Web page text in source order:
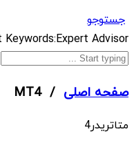
جستوجو
What
are
looking
Keywords:Expert Advisor
صفحه اصلی / MT4
متاتریدر4